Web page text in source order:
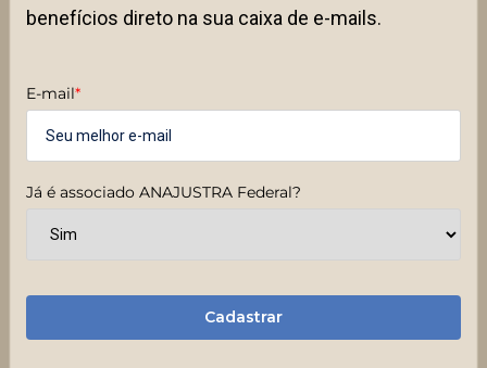
benefícios direto na sua caixa de e-mails.
E-mail*
Já é associado ANAJUSTRA Federal?
Cadastrar